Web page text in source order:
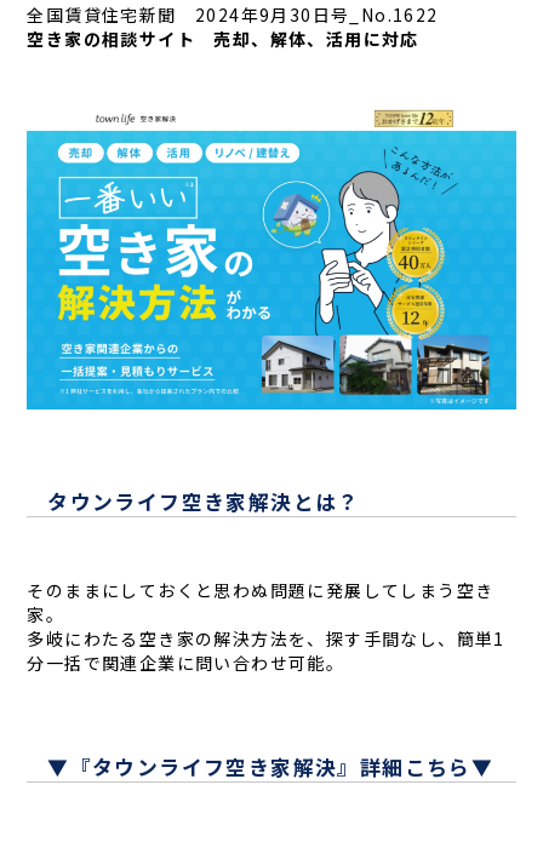
全国賃貸住宅新聞 2024年9月30日号_No.1622
空き家の相談サイト 売却、解体、活用に対応
タウンライフ空き家解決とは？
そのままにしておくと思わぬ問題に発展してしまう空き
家。
多岐にわたる空き家の解決方法を、探す手間なし、簡単1
分一括で関連企業に問い合わせ可能。
▼『タウンライフ空き家解決』詳細こちら▼